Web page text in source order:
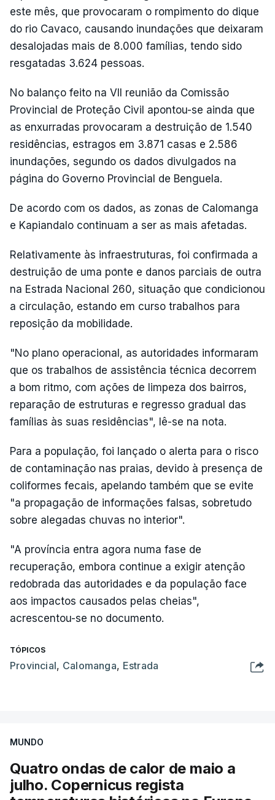
este mês, que provocaram o rompimento do dique
do rio Cavaco, causando inundações que deixaram
desalojadas mais de 8.000 famílias, tendo sido
resgatadas 3.624 pessoas.
No balanço feito na VII reunião da Comissão
Provincial de Proteção Civil apontou-se ainda que
as enxurradas provocaram a destruição de 1.540
residências, estragos em 3.871 casas e 2.586
inundações, segundo os dados divulgados na
página do Governo Provincial de Benguela.
De acordo com os dados, as zonas de Calomanga
e Kapiandalo continuam a ser as mais afetadas.
Relativamente às infraestruturas, foi confirmada a
destruição de uma ponte e danos parciais de outra
na Estrada Nacional 260, situação que condicionou
a circulação, estando em curso trabalhos para
reposição da mobilidade.
"No plano operacional, as autoridades informaram
que os trabalhos de assistência técnica decorrem
a bom ritmo, com ações de limpeza dos bairros,
reparação de estruturas e regresso gradual das
famílias às suas residências", lê-se na nota.
Para a população, foi lançado o alerta para o risco
de contaminação nas praias, devido à presença de
coliformes fecais, apelando também que se evite
"a propagação de informações falsas, sobretudo
sobre alegadas chuvas no interior".
"A província entra agora numa fase de
recuperação, embora continue a exigir atenção
redobrada das autoridades e da população face
aos impactos causados pelas cheias",
acrescentou-se no documento.
TÓPICOS
Provincial, Calomanga, Estrada
MUNDO
Quatro ondas de calor de maio a
julho. Copernicus regista